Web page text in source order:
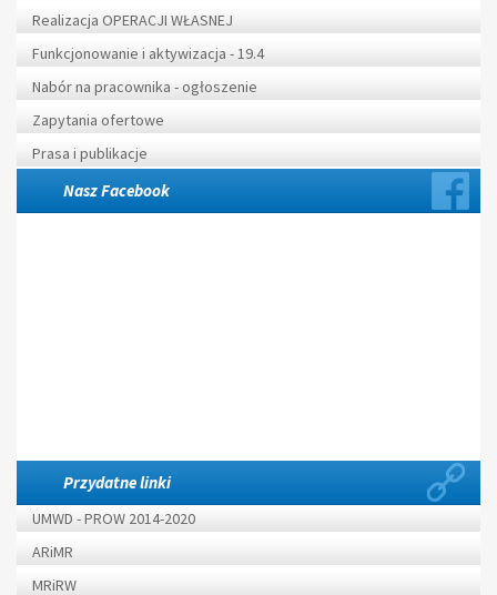
Realizacja OPERACJI WŁASNEJ
Funkcjonowanie i aktywizacja - 19.4
Nabór na pracownika - ogłoszenie
Zapytania ofertowe
Prasa i publikacje
Nasz Facebook
Przydatne linki
UMWD - PROW 2014-2020
ARiMR
MRiRW